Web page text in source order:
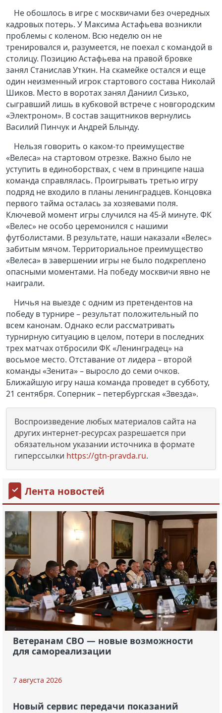
Не обошлось в игре с москвичами без очередных
кадровых потерь. У Максима Астафьева возникли
проблемы с коленом. Всю неделю он не
тренировался и, разумеется, не поехал с командой в
столицу. Позицию Астафьева на правой бровке
занял Станислав Уткин. На скамейке остался и еще
один неизменный игрок стартового состава Николай
Шиков. Место в воротах занял Даниил Сизько,
сыгравший лишь в кубковой встрече с новгородским
«Электроном». В состав защитников вернулись
Василий Пинчук и Андрей Блынду.
Нельзя говорить о каком-то преимуществе
«Велеса» на стартовом отрезке. Важно было не
уступить в единоборствах, с чем в принципе наша
команда справлялась. Проигрывать третью игру
подряд не входило в планы ленинградцев. Концовка
первого тайма осталась за хозяевами поля.
Ключевой момент игры случился на 45-й минуте. ФК
«Велес» не особо церемонился с нашими
футболистами. В результате, наши наказали «Велес»
забитым мячом. Территориальное преимущество
«Велеса» в завершении игры не было подкреплено
опасными моментами. На победу москвичи явно не
наиграли.
Ничья на выезде с одним из претендентов на
победу в турнире – результат положительный по
всем канонам. Однако если рассматривать
турнирную ситуацию в целом, потери в последних
трех матчах отбросили ФК «Ленинградец» на
восьмое место. Отставание от лидера – второй
команды «Зенита» – выросло до семи очков.
Ближайшую игру наша команда проведет в субботу,
21 сентября. Соперник – петербургская «Звезда».
Воспроизведение любых материалов сайта на
других интернет-ресурсах разрешается при
обязательном указании источника в формате
гиперссылки https://gtn-pravda.ru.
Лента новостей
Ветеранам СВО — новые возможности
для самореализации
7 августа 2026
Новый сервис передачи показаний